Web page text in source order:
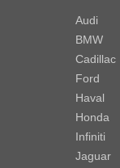
Audi
BMW
Cadillac
Ford
Haval
Honda
Infiniti
Jaguar